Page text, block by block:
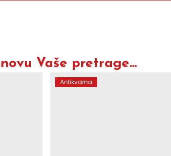
Vaše pretrage...
Antikvarna